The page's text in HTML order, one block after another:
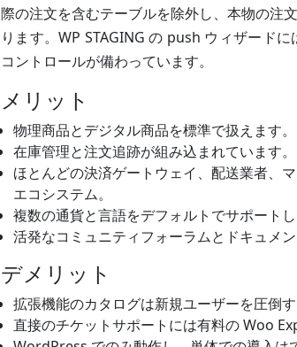
際の注文を含むテーブルを除外し、本物の注
ります。WP STAGING の push ウィザード
コントロールが備わっています。
メリット
物理商品とデジタル商品を標準で扱えます。
在庫管理と注文追跡が組み込まれています。
ほとんどの決済ゲートウェイ、配送業者、
エコシステム。
複数の通貨と言語をデフォルトでサポートし
活発なコミュニティフォーラムとドキュメン
デメリット
拡張機能のカタログは新規ユーザーを圧倒す
直接のチケットサポートには有料の Woo